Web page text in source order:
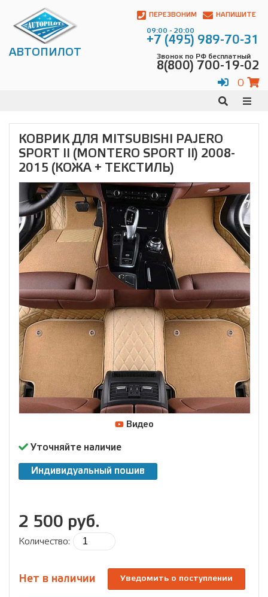
АВТОПИЛОТ
ПЕРЕЗВОНИМ НАПИШИТЕ
09:00 - 20:00
+7 (495) 989-70-31
Звонок по РФ бесплатный
8(800) 700-19-02
0
КОВРИК ДЛЯ MITSUBISHI PAJERO
SPORT II (MONTERO SPORT II) 2008-
2015 (КОЖА + ТЕКСТИЛЬ)
Уточняйте наличие
Индивидуальный пошив
2 500 руб.
Количество:
Нет в наличии Уведомить о поступлении
Видео
Контакты:
Адрес:
Чагинская
700-
Телефон:+7
(495)
Электронная
почта:
info@avtopilot1.ru